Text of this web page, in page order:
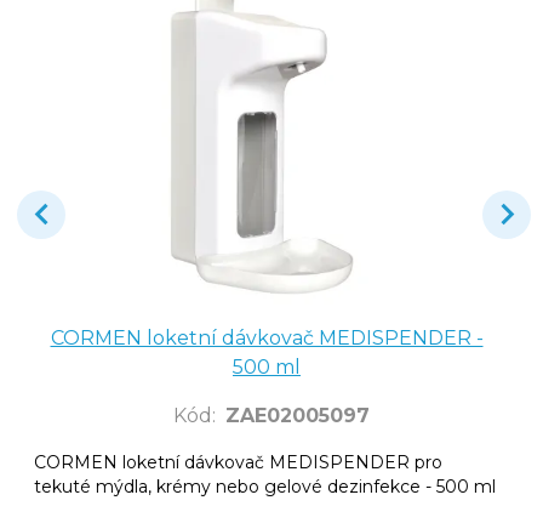
CORMEN loketní dávkovač MEDISPENDER -
500 ml
Kód : ZAE02005097
CORMEN loketní dávkovač MEDISPENDER pro
tekuté mýdla, krémy nebo gelové dezinfekce - 500 ml